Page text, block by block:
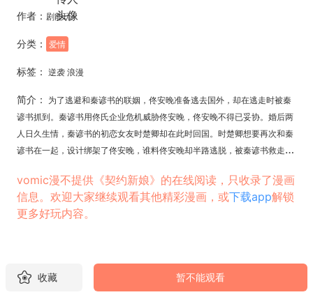
作者： 剧能玩
分类： 爱情
标签： 逆袭 浪漫
简介：
为了逃避和秦谚书的联姻，佟安晚准备逃去国外，却在逃走时被秦
谚书抓到。秦谚书用佟氏企业危机威胁佟安晚，佟安晚不得已妥协。婚后两
人日久生情，秦谚书的初恋女友时楚卿却在此时回国。时楚卿想要再次和秦
谚书在一起，设计绑架了佟安晚，谁料佟安晚却半路逃脱，被秦谚书救走，
vomic漫不提供《契约新娘》的在线阅读，只收录了漫画
信息。欢迎大家继续观看其他精彩漫画，或下载app解锁
更多好玩内容。
收藏 暂不能观看